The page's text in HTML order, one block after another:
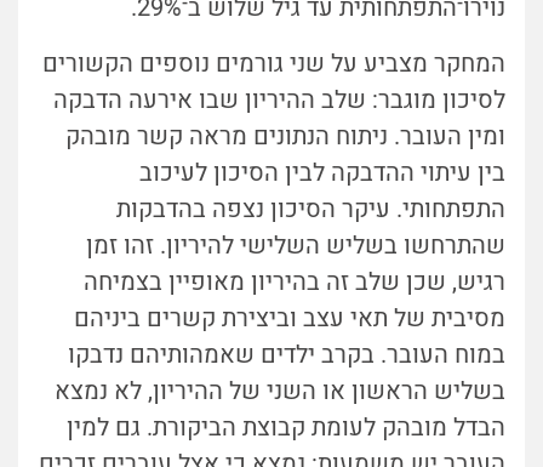
נוירו־התפתחותית עד גיל שלוש ב־29%.
המחקר מצביע על שני גורמים נוספים הקשורים
לסיכון מוגבר: שלב ההיריון שבו אירעה הדבקה
ומין העובר. ניתוח הנתונים מראה קשר מובהק
בין עיתוי ההדבקה לבין הסיכון לעיכוב
התפתחותי. עיקר הסיכון נצפה בהדבקות
שהתרחשו בשליש השלישי להיריון. זהו זמן
רגיש, שכן שלב זה בהיריון מאופיין בצמיחה
מסיבית של תאי עצב וביצירת קשרים ביניהם
במוח העובר. בקרב ילדים שאמהותיהם נדבקו
בשליש הראשון או השני של ההיריון, לא נמצא
הבדל מובהק לעומת קבוצת הביקורת. גם למין